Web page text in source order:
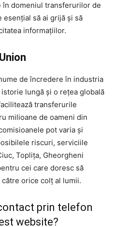
în domeniul transferurilor de
esențial să ai grijă și să
informațiilor.
de încredere în industria
lungă și o rețea globală
transferurile
milioane de oameni din
pot varia și
riscuri, serviciile
Toplița, Gheorgheni
cei care doresc să
orice colț al lumii.
prin telefon
website?